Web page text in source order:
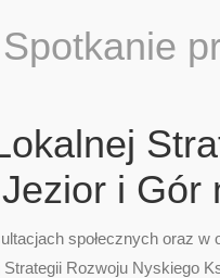
Spotkanie
i Gór
społecznych oraz
Rozwoju Nyskiego